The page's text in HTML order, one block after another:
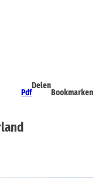
Pdf
Delen
Bookmarken